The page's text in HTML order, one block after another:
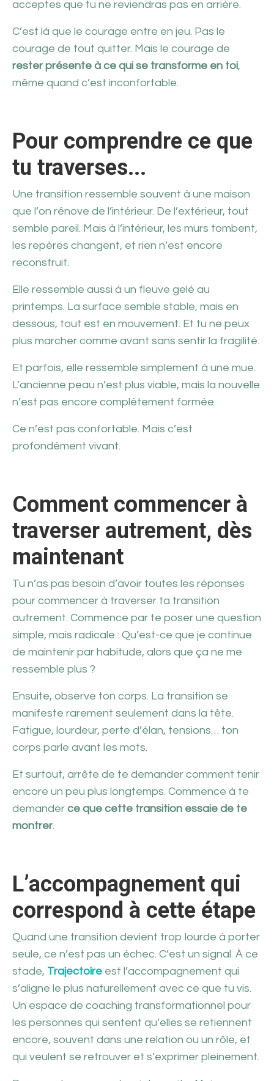
acceptes que tu ne reviendras pas en arrière.
C’est là que le courage entre en jeu. Pas le
courage de tout quitter. Mais le courage de
rester présente à ce qui se transforme en toi,
même quand c’est inconfortable.
Pour comprendre ce que
tu traverses...
Une transition ressemble souvent à une maison
que l’on rénove de l’intérieur. De l’extérieur, tout
semble pareil. Mais à l’intérieur, les murs tombent,
les repères changent, et rien n’est encore
reconstruit.
Elle ressemble aussi à un fleuve gelé au
printemps. La surface semble stable, mais en
dessous, tout est en mouvement. Et tu ne peux
plus marcher comme avant sans sentir la fragilité.
Et parfois, elle ressemble simplement à une mue.
L’ancienne peau n’est plus viable, mais la nouvelle
n’est pas encore complètement formée.
Ce n’est pas confortable. Mais c’est
profondément vivant.
Comment commencer à
traverser autrement, dès
maintenant
Tu n’as pas besoin d’avoir toutes les réponses
pour commencer à traverser ta transition
autrement. Commence par te poser une question
simple, mais radicale : Qu’est-ce que je continue
de maintenir par habitude, alors que ça ne me
ressemble plus ?
Ensuite, observe ton corps. La transition se
manifeste rarement seulement dans la tête.
Fatigue, lourdeur, perte d’élan, tensions… ton
corps parle avant les mots.
Et surtout, arrête de te demander comment tenir
encore un peu plus longtemps. Commence à te
demander ce que cette transition essaie de te
montrer.
L’accompagnement qui
correspond à cette étape
Quand une transition devient trop lourde à porter
seule, ce n’est pas un échec. C’est un signal. À ce
stade, Trajectoire est l’accompagnement qui
s’aligne le plus naturellement avec ce que tu vis.
Un espace de coaching transformationnel pour
les personnes qui sentent qu’elles se retiennent
encore, souvent dans une relation ou un rôle, et
qui veulent se retrouver et s’exprimer pleinement.